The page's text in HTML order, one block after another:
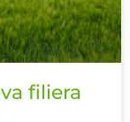
filiera